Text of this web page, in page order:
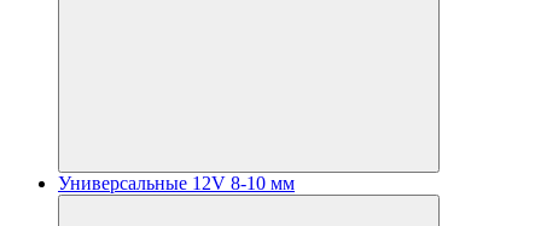
Универсальные 12V 8-10 мм